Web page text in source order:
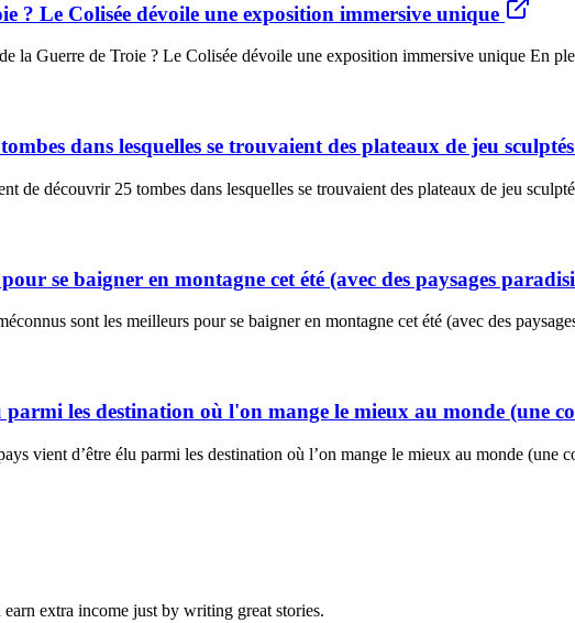
? Le Colisée dévoile une exposition immersive unique
la Guerre de Troie ? Le Colisée dévoile une exposition immersive unique En
dans lesquelles se trouvaient des plateaux de jeu sculptés
de découvrir 25 tombes dans lesquelles se trouvaient des plateaux de jeu
se baigner en montagne cet été (avec des paysages
sont les meilleurs pour se baigner en montagne cet été (avec des
les destination où l'on mange le mieux au monde (une
vient d’être élu parmi les destination où l’on mange le mieux au monde (une
extra income just by writing great stories.